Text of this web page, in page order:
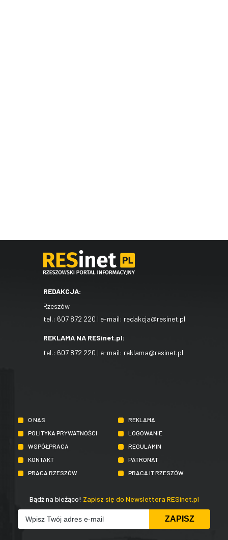
REDAKCJA:
Rzeszów
tel.: 607 872 220 | e-mail: redakcja@resinet.pl
REKLAMA NA RESinet.pl:
tel.: 607 872 220 | e-mail: reklama@resinet.pl
O NAS
REKLAMA
POLITYKA PRYWATNOŚCI
LOGOWANIE
WSPÓŁPRACA
REGULAMIN
KONTAKT
PATRONAT
PRACA RZESZÓW
PRACA IT RZESZÓW
Bądź na bieżąco! Zapisz się do Newslettera RESinet.pl